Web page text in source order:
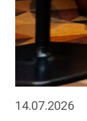
14.07.2026